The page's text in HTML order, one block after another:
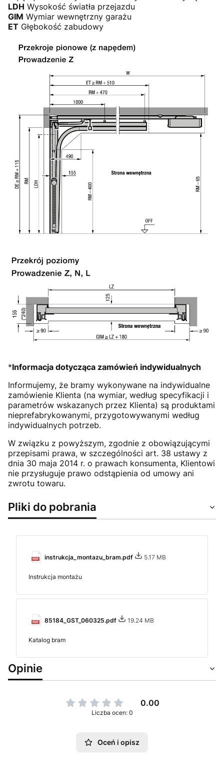
LDH Wysokość światła przejazdu
GIM Wymiar wewnętrzny garażu
ET Głębokość zabudowy
*Informacja dotycząca zamówień indywidualnych
Informujemy, że bramy wykonywane na indywidualne
zamówienie Klienta (na wymiar, według specyfikacji i
parametrów wskazanych przez Klienta) są produktami
nieprefabrykowanymi, przygotowywanymi według
indywidualnych potrzeb.
W związku z powyższym, zgodnie z obowiązującymi
przepisami prawa, w szczególności art. 38 ustawy z
dnia 30 maja 2014 r. o prawach konsumenta, Klientowi
nie przysługuje prawo odstąpienia od umowy ani
zwrotu towaru.
Pliki do pobrania
instrukcja_montazu_bram.pdf 5.17 MB
Instrukcja montażu
85184_GST_060325.pdf 19.24 MB
Katalog bram
Opinie
0.00
Liczba ocen: 0
Oceń i opisz